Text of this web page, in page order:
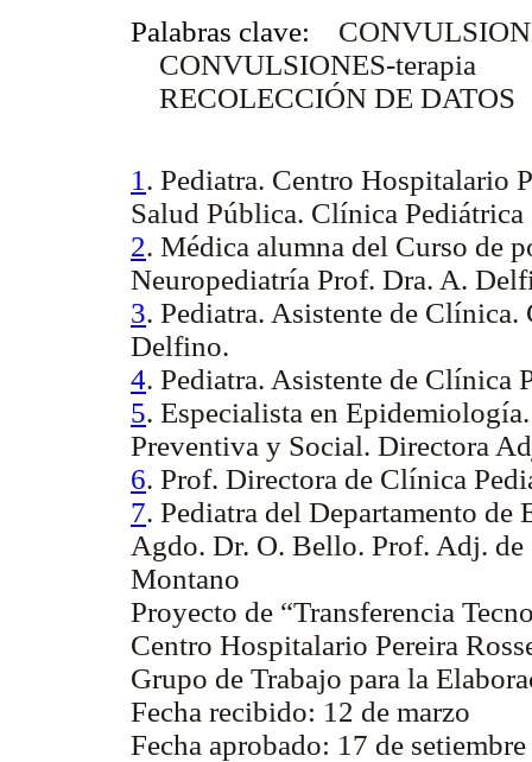
Palabras clave:
CONVULSIONES-terapia
RECOLECCIÓN DE DATOS
1 . Pediatra. Centro Hospitalario
Salud Pública. Clínica
2. Médica alumna del Curso de
Neuropediatría Prof. Dra. A.
3. Pediatra. Asistente de
Delfino.
4. Pediatra. Asistente de Clínica
5. Especialista en
Preventiva y Social. Directora
6. Prof. Directora de Clínica
7. Pediatra del Departamento
Agdo. Dr. O. Bello. Prof. Adj.
Montano
Proyecto de “Transferencia
Centro Hospitalario Pereira
Grupo de Trabajo para la
Fecha recibido: 12 de marzo
Fecha aprobado: 17 de